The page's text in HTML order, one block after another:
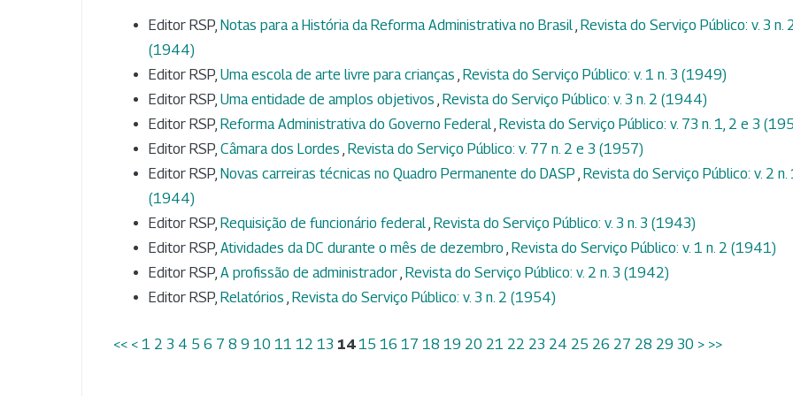
Editor RSP, Notas para a História da Reforma Administrativa no Brasil Revista do Serviço Público: v. 3 n. 2
(1944)
Editor RSP, Uma escola de arte livre para crianças Revista do Serviço Público: v. 1 n. 3 (1949)
Editor RSP, Uma entidade de amplos objetivos Revista do Serviço Público: v. 3 n. 2 (1944)
Editor RSP, Reforma Administrativa do Governo Federal Revista do Serviço Público: v. 73 n. 1, 2 e 3
Editor RSP, Câmara dos Lordes Revista do Serviço Público: v. 77 n. 2 e 3 (1957)
Editor RSP, Novas carreiras técnicas no Quadro Permanente do DASP Revista do Serviço Público: v. 2 n.
(1944)
Editor RSP, Requisição de funcionário federal Revista do Serviço Público: v. 3 n. 3 (1943)
Editor RSP, Atividades da DC durante o mês de dezembro Revista do Serviço Público: v. 1 n. 2 (1941)
Editor RSP, A profissão de administrador Revista do Serviço Público: v. 2 n. 3 (1942)
Editor RSP, Relatórios Revista do Serviço Público: v. 3 n. 2 (1954)
<< < 1 2 3 4 5 6 7 8 9 10 11 12 13 14 15 16 17 18 19 20 21 22 23 24 25 26 27 28 29 30 > >>